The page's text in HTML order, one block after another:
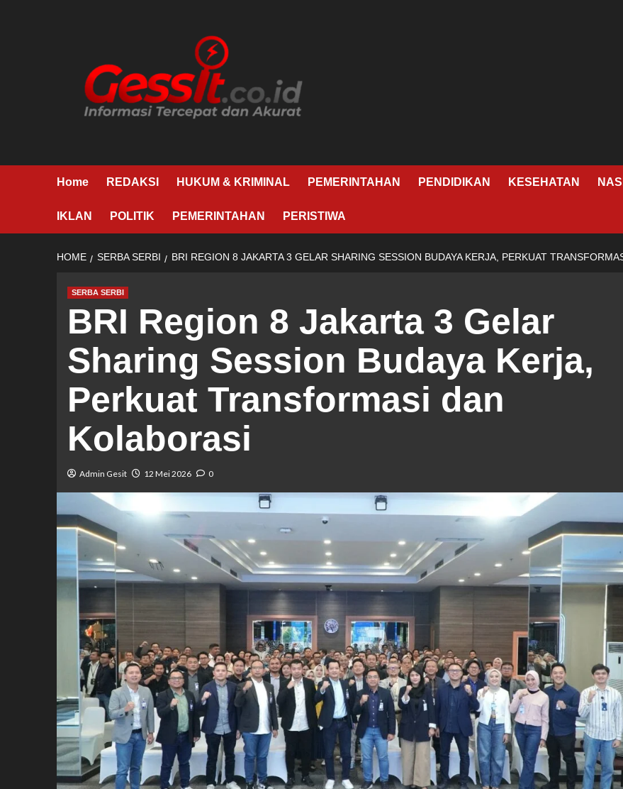
Home REDAKSI HUKUM & KRIMINAL PEMERINTAHAN PENDIDIKAN KESEHATAN
IKLAN POLITIK PEMERINTAHAN PERISTIWA
HOME SERBA SERBI BRI REGION 8 JAKARTA 3 GELAR SHARING SESSION BUDAYA KERJA, PERKUAT
SERBA SERBI
BRI Region 8 Jakarta 3 Gelar
Sharing Session Budaya Kerja,
Perkuat Transformasi dan
Kolaborasi
Admin Gesit 12 Mei 2026 0